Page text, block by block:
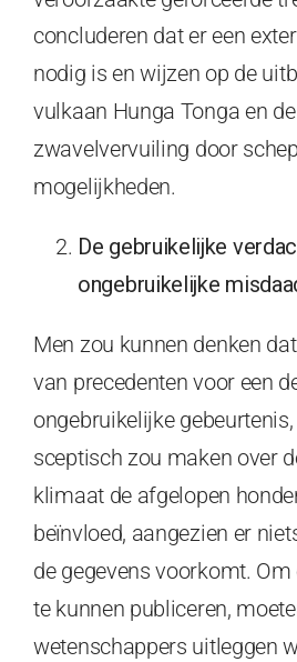
concluderen dat er een
nodig is en wijzen op de
vulkaan Hunga Tonga en
zwavelvervuiling door
mogelijkheden.
De gebruikelijke
ongebruikelijke
Men zou kunnen denken
van precedenten voor een
ongebruikelijke
sceptisch zou maken over
klimaat de afgelopen
beïnvloed, aangezien er
de gegevens voorkomt.
te kunnen publiceren,
wetenschappers uitleggen